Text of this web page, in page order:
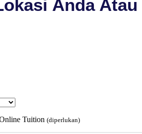
Anda Atau
Tuition (diperlukan)